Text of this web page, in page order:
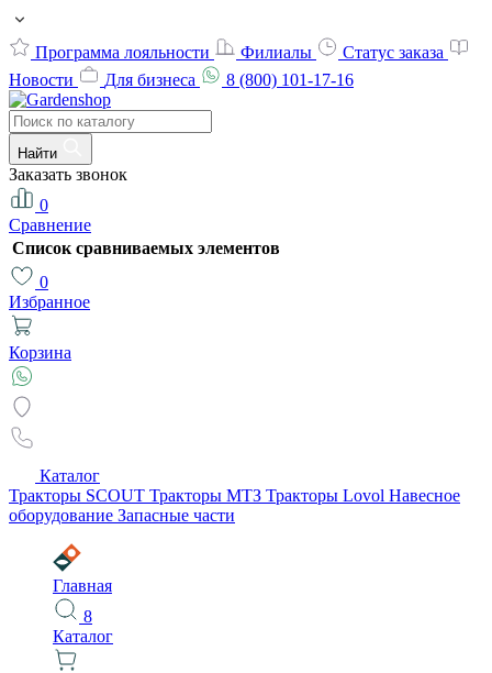
Программа лояльности Филиалы
Статус заказа
Новости
Для бизнеса 8 (800) 101-17-16
Найти
Заказать звонок
0
Сравнение
Список сравниваемых элементов
0
Избранное
Корзина
Каталог
Тракторы SCOUT Тракторы МТЗ Тракторы Lovol Навесное
оборудование Запасные части
Главная
8
Каталог